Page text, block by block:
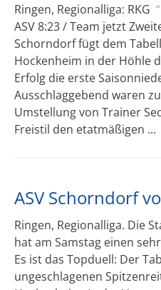
Ringen, Regionalliga: RKG
ASV 8:23 / Team jetzt
Schorndorf fügt dem
Hockenheim in der Höhle
Erfolg die erste
Ausschlaggebend waren
Umstellung von Trainer
Freistil den etatmäßigen ...
ASV Schorndorf
Ringen, Regionalliga. Die
hat am Samstag einen
Es ist das Topduell: Der
ungeschlagenen